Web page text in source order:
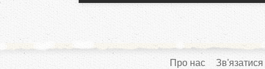
Про нас